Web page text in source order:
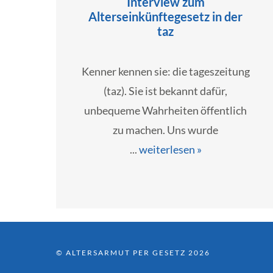
Alterseinkünftegesetz in der
taz
Kenner kennen sie: die tageszeitung
(taz). Sie ist bekannt dafür,
unbequeme Wahrheiten öffentlich
zu machen. Uns wurde
...weiterlesen »
© ALTERSARMUT PER GESETZ 2026